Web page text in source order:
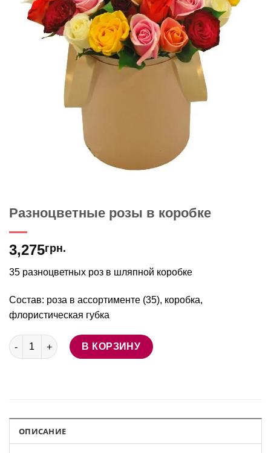
Разноцветные розы в коробке
3,275грн.
35 разноцветных роз в шляпной коробке
Состав: роза в ассортименте (35), коробка,
флористическая губка
Количество товара Разноцветные розы в коробке
В КОРЗИНУ
ОПИСАНИЕ